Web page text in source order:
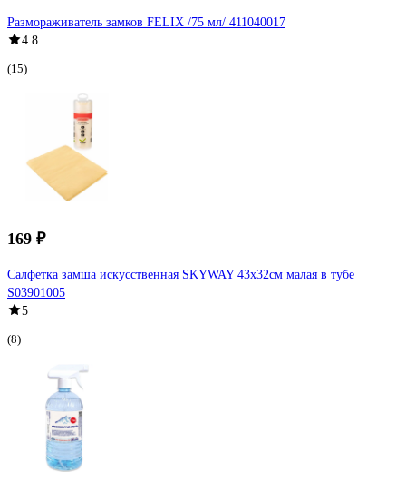
Размораживатель замков FELIX /75 мл/ 411040017
4.8
(15)
169 ₽
Салфетка замша искусственная SKYWAY 43х32см малая в тубе
S03901005
5
(8)